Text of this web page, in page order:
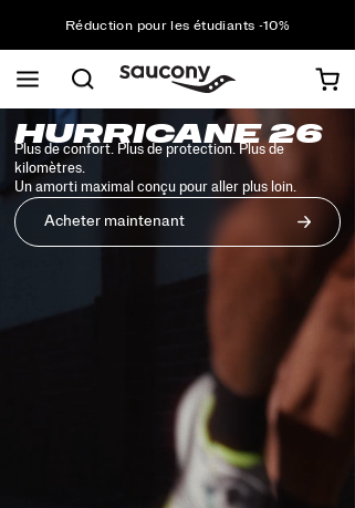
Réduction pour les étudiants -10%
Retours gratuits sur toutes les commandes
Réduction pour les étudiants -10%
Saucony
HURRICANE 26
Plus de confort. Plus de protection. Plus de
kilomètres.
Un amorti maximal conçu pour aller plus loin.
Acheter maintenant